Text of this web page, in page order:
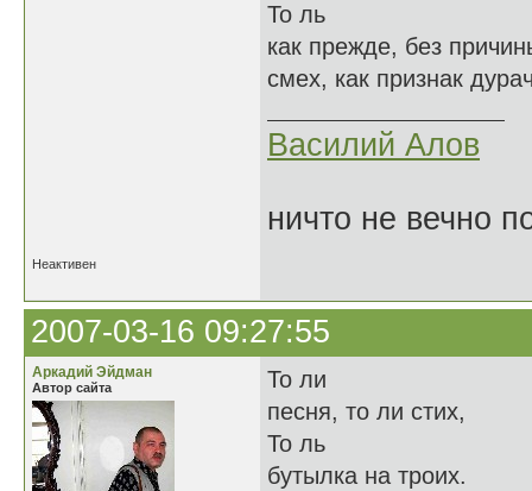
То ль
как прежде, без
смех, как признак
Василий Алов
ничто не вечно
Неактивен
2007-03-16 09:27:55
Аркадий Эйдман
Автор сайта
То ли
песня, то ли стих,
То ль
бутылка на троих.